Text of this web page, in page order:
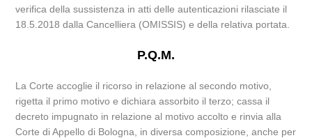
verifica della sussistenza in atti delle autenticazioni rilasciate il
18.5.2018 dalla Cancelliera (OMISSIS) e della relativa portata.
P.Q.M.
La Corte accoglie il ricorso in relazione al secondo motivo,
rigetta il primo motivo e dichiara assorbito il terzo; cassa il
decreto impugnato in relazione al motivo accolto e rinvia alla
Corte di Appello di Bologna, in diversa composizione, anche per